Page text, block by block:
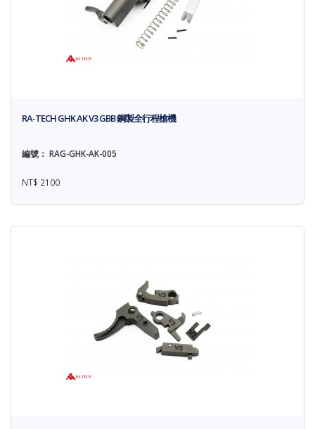
RA-TECH GHK AK V3 GBB 鋼製全行程槍機
編號： RAG-GHK-AK-005
NT$ 2100